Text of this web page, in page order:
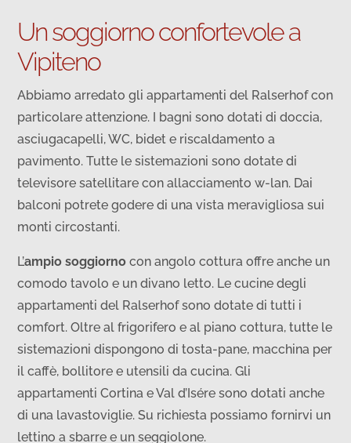
Un soggiorno confortevole a
Vipiteno
Abbiamo arredato gli appartamenti del Ralserhof con
particolare attenzione. I bagni sono dotati di doccia,
asciugacapelli, WC, bidet e riscaldamento a
pavimento. Tutte le sistemazioni sono dotate di
televisore satellitare con allacciamento w-lan. Dai
balconi potrete godere di una vista meravigliosa sui
monti circostanti.
L’ampio soggiornocon angolo cottura offre anche un
comodo tavolo e un divano letto. Le cucine degli
appartamenti del Ralserhof sono dotate di tutti i
comfort. Oltre al frigorifero e al piano cottura, tutte le
sistemazioni dispongono di tosta-pane, macchina per
il caffè, bollitore e utensili da cucina. Gli
appartamenti Cortina e Val d’Isére sono dotati anche
di una lavastoviglie. Su richiesta possiamo fornirvi un
lettino a sbarre e un seggiolone.